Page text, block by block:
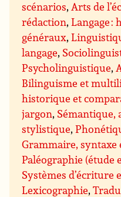
scénarios,Arts de
rédaction,Langage :
généraux,
langage,
Psycholinguistique,
Bilinguisme et
historique et
jargon, Sémantique,
stylistique,
Grammaire,
Paléographie (étude
Systèmes d’écriture
Lexicographie,